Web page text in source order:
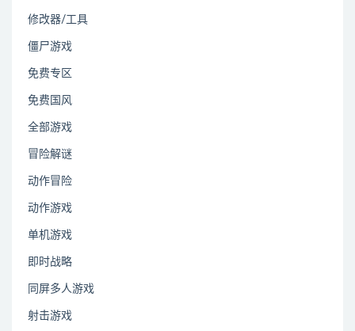
修改器/工具
僵尸游戏
免费专区
免费国风
全部游戏
冒险解谜
动作冒险
动作游戏
单机游戏
即时战略
同屏多人游戏
射击游戏